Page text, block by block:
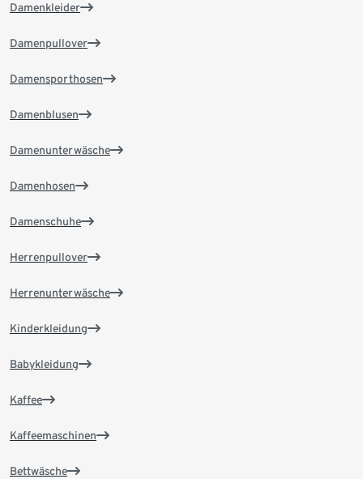
Damenkleider
Damenpullover
Damensporthosen
Damenblusen
Damenunterwäsche
Damenhosen
Damenschuhe
Herrenpullover
Herrenunterwäsche
Kinderkleidung
Babykleidung
Kaffee
Kaffeemaschinen
Bettwäsche